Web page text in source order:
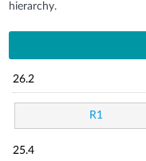
hierarchy.
26.2
R1
25.4